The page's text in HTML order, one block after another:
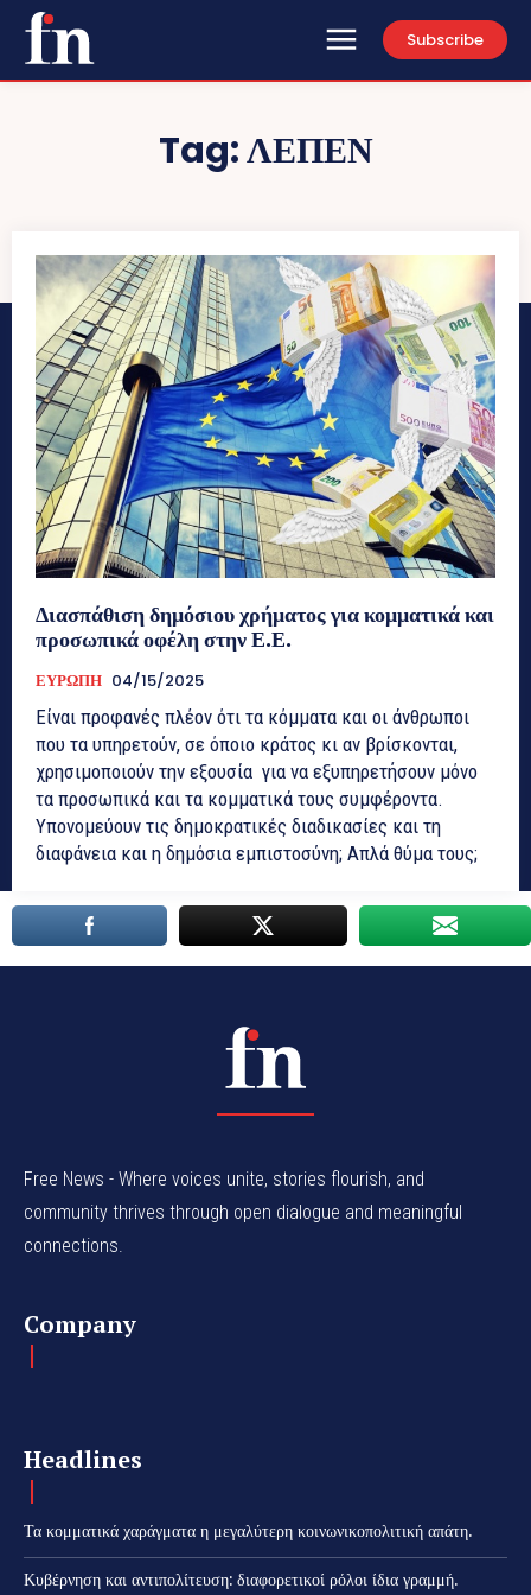
Subscribe
Tag:ΛΕΠΕΝ
Διασπάθιση δημόσιου χρήματος για κομματικά και
προσωπικά οφέλη στην Ε.Ε.
ΕΥΡΩΠΗ 04/15/2025
Είναι προφανές πλέον ότι τα κόμματα και οι άνθρωποι
που τα υπηρετούν, σε όποιο κράτος κι αν βρίσκονται,
χρησιμοποιούν την εξουσία για να εξυπηρετήσουν μόνο
τα προσωπικά και τα κομματικά τους συμφέροντα.
Υπονομεύουν τις δημοκρατικές διαδικασίες και τη
διαφάνεια και η δημόσια εμπιστοσύνη; Απλά θύμα τους;
Free News - Where voices unite, stories flourish, and
community thrives through open dialogue and meaningful
connections.
Company
Headlines
Τα κομματικά χαράγματα η μεγαλύτερη κοινωνικοπολιτική απάτη.
Κυβέρνηση και αντιπολίτευση: διαφορετικοί ρόλοι ίδια γραμμή.